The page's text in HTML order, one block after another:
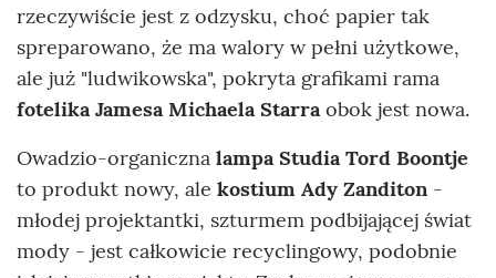
rzeczywiście jest z odzysku, choć papier tak
spreparowano, że ma walory w pełni użytkowe,
ale już "ludwikowska", pokryta grafikami rama
fotelika Jamesa Michaela Starraobok jest nowa.
Owadzio-organiczna lampa Studia Tord Boontje
to produkt nowy, ale kostium Ady Zanditon-
młodej projektantki, szturmem podbijającej świat
mody - jest całkowicie recyclingowy, podobnie